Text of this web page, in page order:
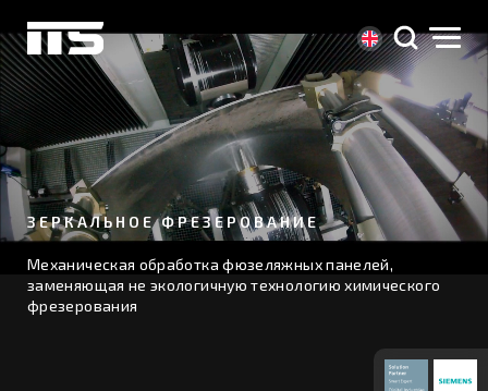
ЗЕРКАЛЬНОЕ ФРЕЗЕРОВАНИЕ
Механическая обработка фюзеляжных панелей,
заменяющая не экологичную технологию химического
фрезерования